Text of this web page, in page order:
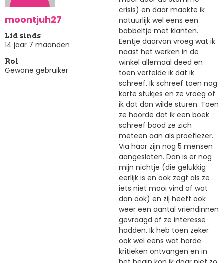
moontjuh27
Lid sinds
14 jaar 7 maanden
Rol
Gewone gebruiker
crisis) en daar maakte ik
natuurlijk wel eens een
babbeltje met klanten.
Eentje daarvan vroeg wat ik
naast het werken in de
winkel allemaal deed en
toen vertelde ik dat ik
schreef. Ik schreef toen nog
korte stukjes en ze vroeg of
ik dat dan wilde sturen. Toen
ze hoorde dat ik een boek
schreef bood ze zich
meteen aan als proeflezer.
Via haar zijn nog 5 mensen
aangesloten. Dan is er nog
mijn nichtje (die gelukkig
eerlijk is en ook zegt als ze
iets niet mooi vind of wat
dan ook) en zij heeft ook
weer een aantal vriendinnen
gevraagd of ze interesse
hadden. Ik heb toen zeker
ook wel eens wat harde
kritieken ontvangen en in